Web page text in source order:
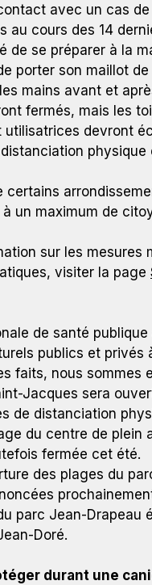
avec un cas
au cours des 14
de se préparer à la
porter son maillot
mains avant et
fermés, mais les
utilisatrices devront
physique
certains
un maximum de
sur les mesures
visiter la page
de santé
publics et privés
faits, nous sommes
Jacques sera
de distanciation
du centre de
fermée cet été.
des plages du
parc Jean-Drapeau
Doré.
durant une